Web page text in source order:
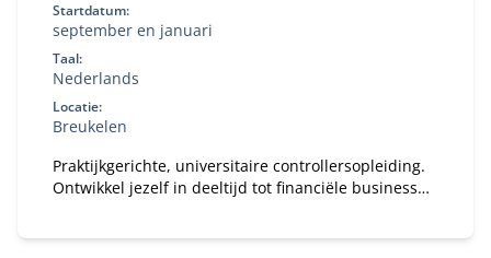
Startdatum:
september en januari
Taal:
Nederlands
Locatie:
Breukelen
Praktijkgerichte, universitaire controllersopleiding.
Ontwikkel jezelf in deeltijd tot financiële business